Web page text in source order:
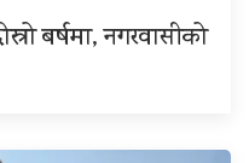
बर्षमा, नगरवासीको